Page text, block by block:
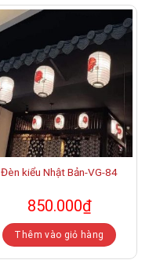
Đèn kiểu Nhật Bản-VG-84
850.000₫
Thêm vào giỏ hàng